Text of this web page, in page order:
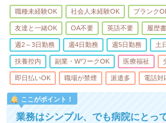
職種未経験OK 社会人未経験OK ブランク
友達と一緒OK OA不要 英語不要 履歴
週2～3日勤務 週4日勤務 週5日勤務 土
扶養控内 副業・WワークOK 医療福祉
即日払いOK 職場が禁煙 派遣多 電話対
ここがポイント！
業務はシンプル、でも病院にとっ